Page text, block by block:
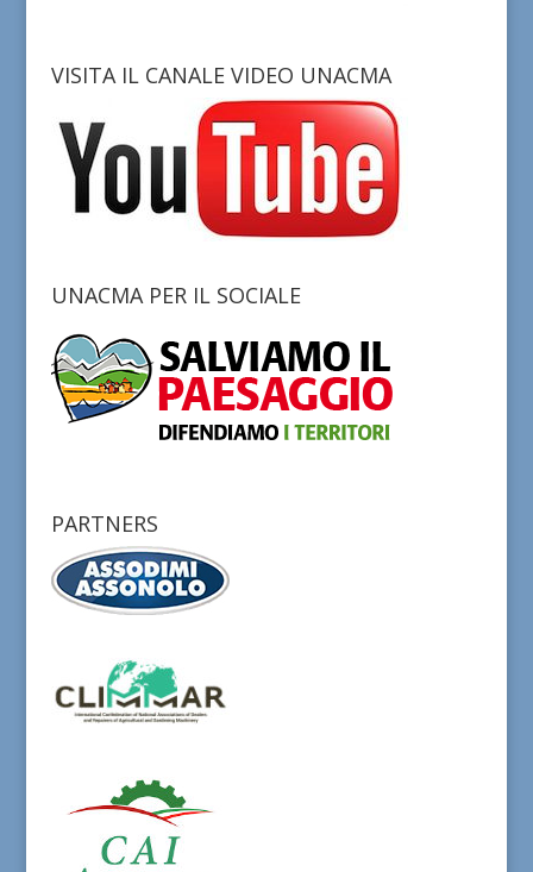
VISITA IL CANALE VIDEO UNACMA
UNACMA PER IL SOCIALE
PARTNERS